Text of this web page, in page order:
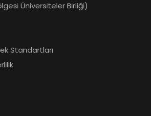
Üniversiteler Birliği)
Standartları